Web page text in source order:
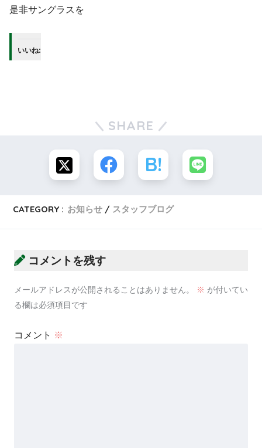
是非サングラスを
いいね:
SHARE
CATEGORY : お知らせ スタッフブログ
コメントを残す
メールアドレスが公開されることはありません。 ※ が付いてい
る欄は必須項目です
コメント ※